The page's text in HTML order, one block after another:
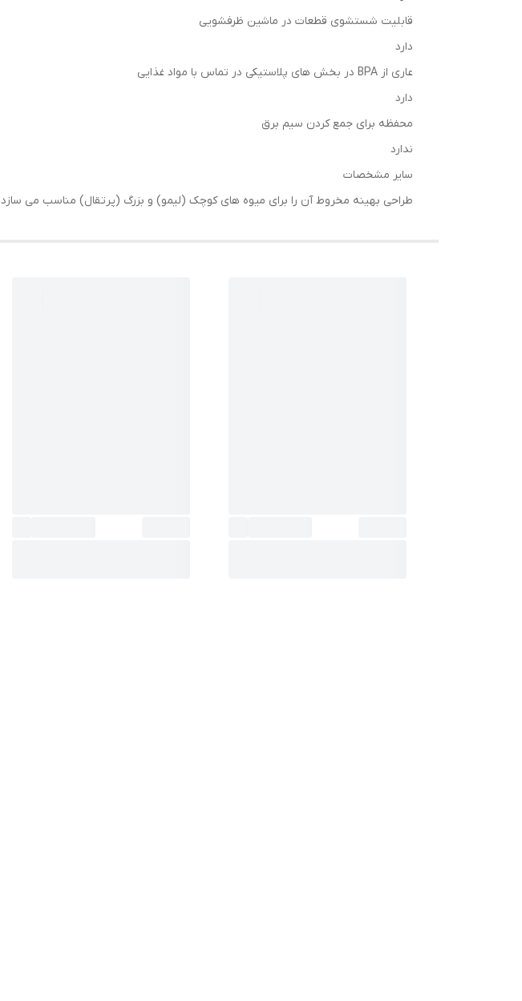
قابلیت شستشوی قطعات در ماشین ظرفشویی
دارد
عاری از BPA در بخش های پلاستیکی در تماس با مواد غذایی
دارد
محفظه برای جمع كردن سیم برق
ندارد
سایر مشخصات
طراحی بهینه مخروط آن را برای میوه های کوچک (لیمو) و بزرگ (پرتقال) مناسب می سازد